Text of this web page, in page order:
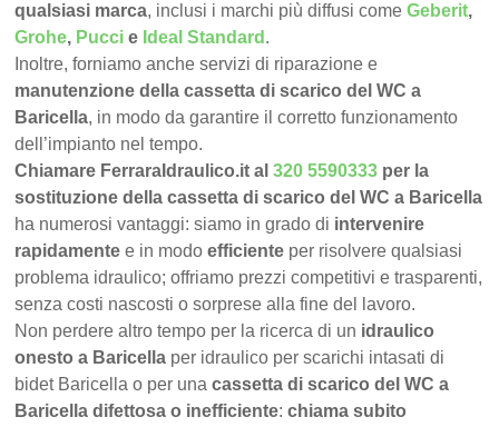
qualsiasi marca, inclusi i marchi più diffusi comeGeberit,
Grohe, Pucci e Ideal Standard .
Inoltre, forniamo anche servizi di riparazione e
manutenzione della cassetta di scarico del WC a
Baricella, in modo da garantire il corretto funzionamento
dell’impianto nel tempo.
Chiamare FerraraIdraulico.it al320 5590333 per la
sostituzione della cassetta di scarico del WC a Baricella
ha numerosi vantaggi: siamo in grado di intervenire
rapidamente e in modoefficiente per risolvere qualsiasi
problema idraulico; offriamo prezzi competitivi e trasparenti,
senza costi nascosti o sorprese alla fine del lavoro.
Non perdere altro tempo per la ricerca di un idraulico
onesto a Baricella per idraulico per scarichi intasati di
bidet Baricella o per unacassetta di scarico del WC a
Baricella difettosa o inefficiente:chiama subito